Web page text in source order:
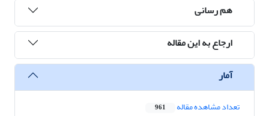
هم رسانی
ارجاع به این مقاله
آمار
تعداد مشاهده مقاله 961